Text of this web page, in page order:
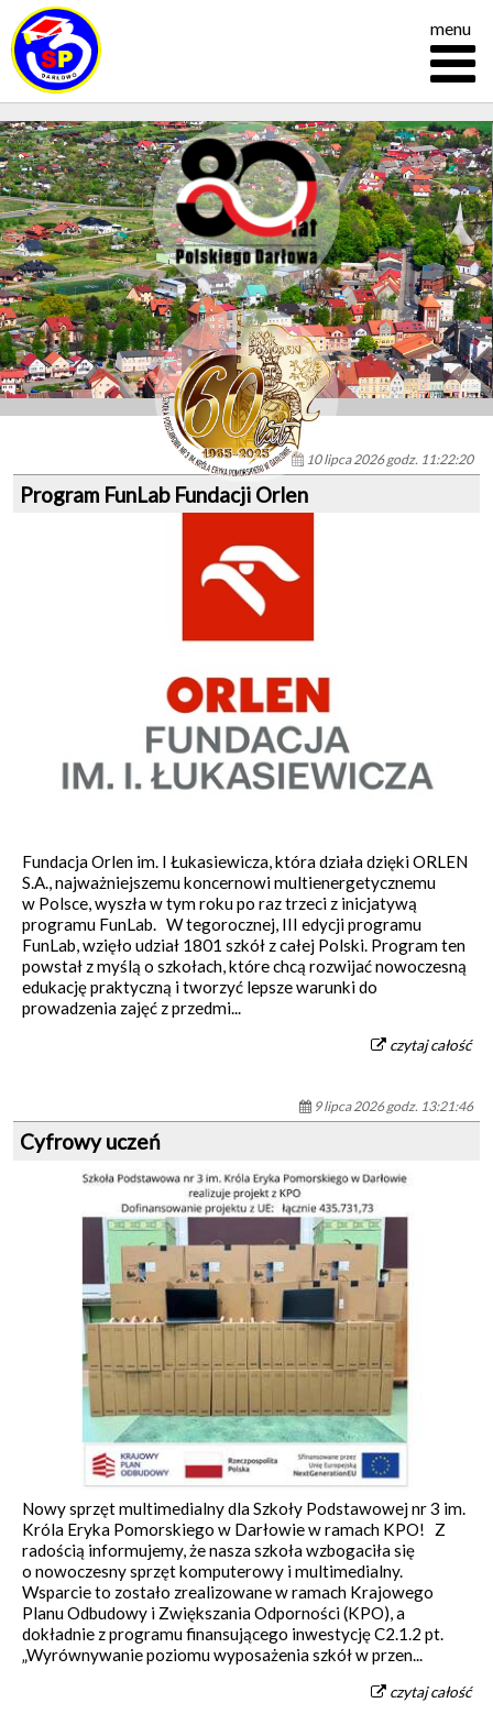
menu
10 lipca 2026 godz. 11:22:20
Program FunLab Fundacji Orlen
Fundacja Orlen im. I Łukasiewicza, która działa dzięki ORLEN
S.A., najważniejszemu koncernowi multienergetycznemu
w Polsce, wyszła w tym roku po raz trzeci z inicjatywą
programu FunLab. W tegorocznej, III edycji programu
FunLab, wzięło udział 1801 szkół z całej Polski. Program ten
powstał z myślą o szkołach, które chcą rozwijać nowoczesną
edukację praktyczną i tworzyć lepsze warunki do
prowadzenia zajęć z przedmi...
czytaj całość
9 lipca 2026 godz. 13:21:46
Cyfrowy uczeń
Nowy sprzęt multimedialny dla Szkoły Podstawowej nr 3 im.
Króla Eryka Pomorskiego w Darłowie w ramach KPO! Z
radością informujemy, że nasza szkoła wzbogaciła się
o nowoczesny sprzęt komputerowy i multimedialny.
Wsparcie to zostało zrealizowane w ramach Krajowego
Planu Odbudowy i Zwiększania Odporności (KPO), a
dokładnie z programu finansującego inwestycję C2.1.2 pt.
„Wyrównywanie poziomu wyposażenia szkół w przen...
czytaj całość